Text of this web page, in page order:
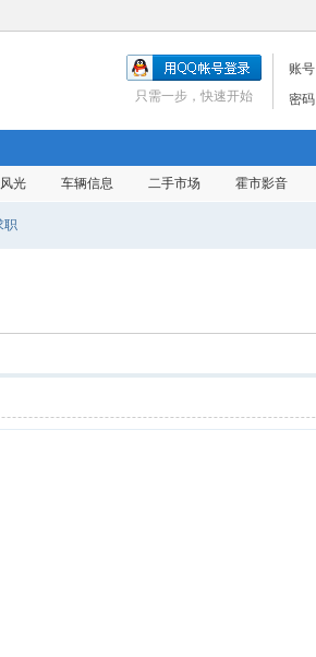
账号
密码
只需一步，快速开始
光 车辆信息 二手市场 霍市影音
职